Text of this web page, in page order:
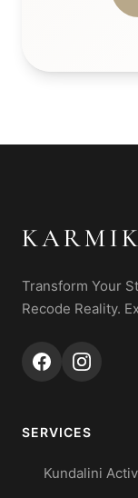
KARMIK
Transform Your
Recode Reality.
SERVICES
Kundalini